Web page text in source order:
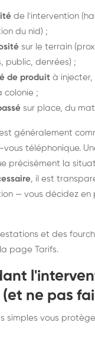
de l'intervention
du nid) ;
sur le terrain
public, denrées) ;
de produit à
colonie ;
sur place, du
généralement
téléphonique.
précisément la
, il est
— vous décidez en
et des
page Tarifs.
ne pas
simples vous